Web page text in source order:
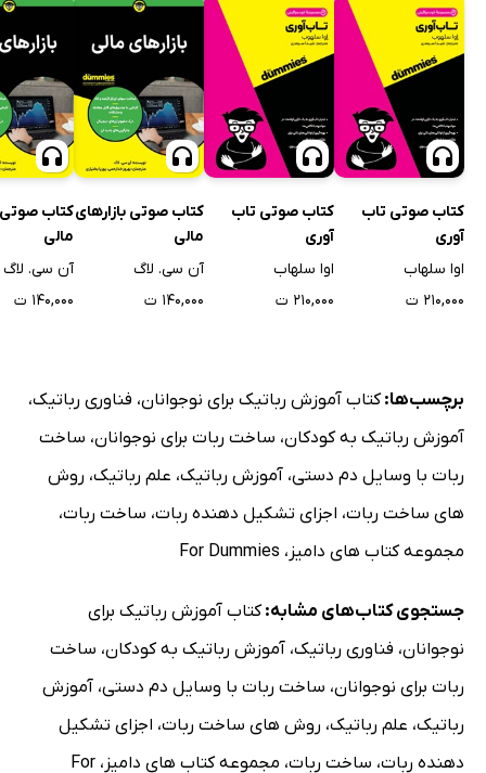
کتاب صوتی تاب
آوری
اوا سلهاب
۲۱۰,۰۰۰ ت
کتاب صوتی تاب
آوری
اوا سلهاب
۲۱۰,۰۰۰ ت
کتاب صوتی بازارهای
مالی
آن سی. لاگ
۱۴۰,۰۰۰ ت
کتاب صوتی
مالی
آن سی. لاگ
۱۴۰,۰۰۰ ت
برچسب‌ها:کتاب آموزش رباتیک برای نوجوانان، فناوری رباتیک،
آموزش رباتیک به کودکان، ساخت ربات برای نوجوانان، ساخت
ربات با وسایل دم دستی، آموزش رباتیک، علم رباتیک، روش
های ساخت ربات، اجزای تشکیل دهنده ربات، ساخت ربات،
مجموعه کتاب های دامیز ، For Dummies
جستجوی کتاب‌های مشابه:کتاب آموزش رباتیک برای
نوجوانان، فناوری رباتیک، آموزش رباتیک به کودکان، ساخت
ربات برای نوجوانان، ساخت ربات با وسایل دم دستی، آموزش
رباتیک، علم رباتیک، روش های ساخت ربات، اجزای تشکیل
دهنده ربات، ساخت ربات، مجموعه کتاب های دامیز ، For